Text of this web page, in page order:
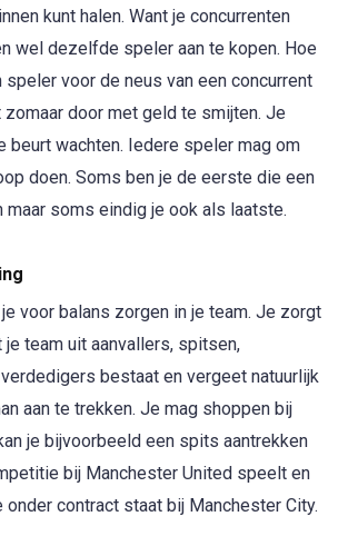
kunt halen. Want je concurrenten
wel dezelfde speler aan te kopen. Hoe
speler voor de neus van een concurrent
door met geld te smijten. Je
beurt wachten. Iedere speler mag om
doen. Soms ben je de eerste die een
maar soms eindig je ook als laatste.
voor balans zorgen in je team. Je zorgt
je team uit aanvallers, spitsen,
bestaat en vergeet natuurlijk
aan te trekken. Je mag shoppen bij
je bijvoorbeeld een spits aantrekken
bij Manchester United speelt en
contract staat bij Manchester City.